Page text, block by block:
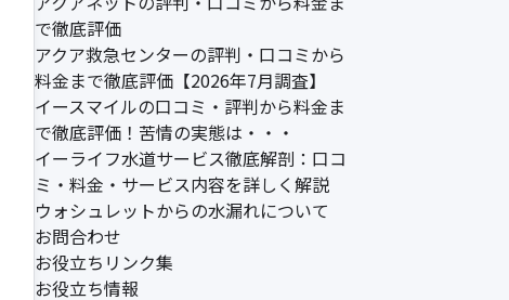
で徹底評価
アクア救急センターの評判・口コミから
料金まで徹底評価【2026年7月調査】
イースマイルの口コミ・評判から料金ま
で徹底評価！苦情の実態は・・・
イーライフ水道サービス徹底解剖：口コ
ミ・料金・サービス内容を詳しく解説
ウォシュレットからの水漏れについて
お問合わせ
お役立ちリンク集
お役立ち情報